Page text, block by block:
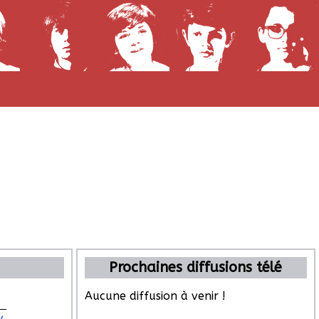
Prochaines diffusions télé
Aucune diffusion à venir !